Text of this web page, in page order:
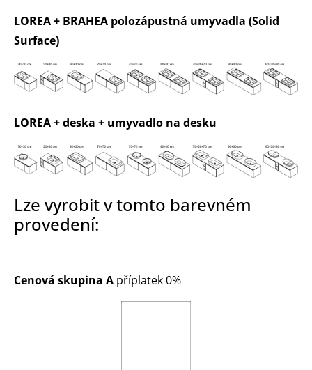
LOREA + BRAHEA polozápustná umyvadla (Solid
Surface)
LOREA + deska + umyvadlo na desku
Lze vyrobit v tomto barevném
provedení:
Cenová skupina A příplatek 0%